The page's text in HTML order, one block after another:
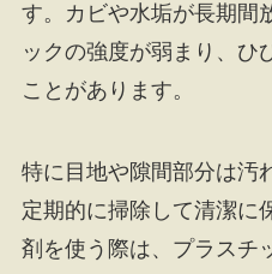
す。カビや水垢が長期間
ックの強度が弱まり、ひ
ことがあります。
特に目地や隙間部分は汚
定期的に掃除して清潔に
剤を使う際は、プラスチ